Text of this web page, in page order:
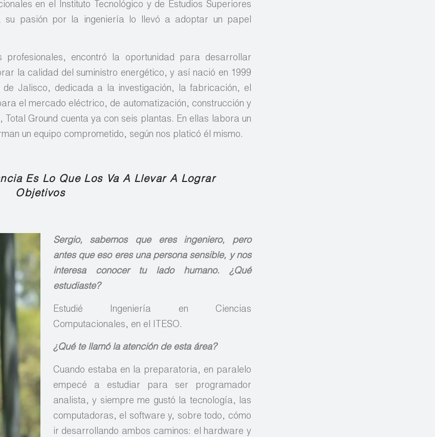
en el Instituto Tecnológico y de Estudios Superiores
su pasión por la ingeniería lo llevó a adoptar un papel
encontró la oportunidad para desarrollar
la calidad del suministro energético, y así nació en 1999
de Jalisco, dedicada a la investigación, la fabricación, el
el mercado eléctrico, de automatización, construcción y
Ground cuenta ya con seis plantas. En ellas labora un
un equipo comprometido, según nos platicó él mismo.
Es Lo Que Los Va A Llevar A Lograr
Objetivos
Sergio, sabemos que eres ingeniero, pero
antes que eso eres una persona sensible, y nos
interesa conocer tu lado humano. ¿Qué
estudiaste?
Estudié Ingeniería en Ciencias
Computacionales, en el ITESO.
¿Qué te llamó la atención de esta área?
Cuando estaba en la preparatoria, en paralelo
empecé a estudiar para ser programador
analista, y siempre me gustó la tecnología, las
computadoras, el software y, sobre todo, cómo
ir desarrollando ambos caminos: el hardware y